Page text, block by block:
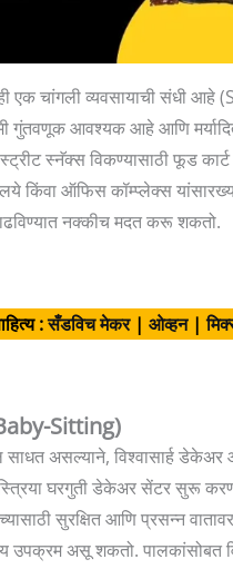
एक चांगली व्यवसायाची संधी
आवश्यक आहे आणि मर्यादित
स्नॅक्स विकण्यासाठी फूड
किंवा ऑफिस कॉम्प्लेक्स
नक्कीच मदत करू शकतो.
:सँडविच मेकर| ओव्हन|
Sitting)
असल्याने, विश्वासार्ह डेकेअर
घरगुती डेकेअर सेंटर सुरू
सुरक्षित आणि प्रसन्न
असू शकतो. पालकांसोबत